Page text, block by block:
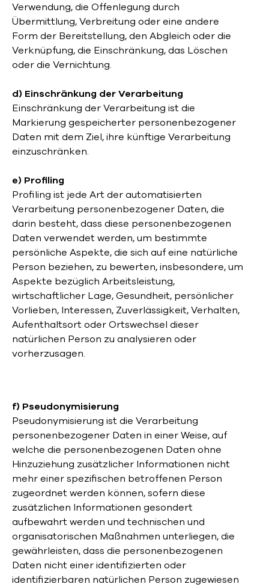
Verwendung, die Offenlegung durch
Übermittlung, Verbreitung oder eine andere
Form der Bereitstellung, den Abgleich oder die
Verknüpfung, die Einschränkung, das Löschen
oder die Vernichtung.
d) Einschränkung der Verarbeitung
Einschränkung der Verarbeitung ist die
Markierung gespeicherter personenbezogener
Daten mit dem Ziel, ihre künftige Verarbeitung
einzuschränken.
e) Profiling
Profiling ist jede Art der automatisierten
Verarbeitung personenbezogener Daten, die
darin besteht, dass diese personenbezogenen
Daten verwendet werden, um bestimmte
persönliche Aspekte, die sich auf eine natürliche
Person beziehen, zu bewerten, insbesondere, um
Aspekte bezüglich Arbeitsleistung,
wirtschaftlicher Lage, Gesundheit, persönlicher
Vorlieben, Interessen, Zuverlässigkeit, Verhalten,
Aufenthaltsort oder Ortswechsel dieser
natürlichen Person zu analysieren oder
vorherzusagen.
f) Pseudonymisierung
Pseudonymisierung ist die Verarbeitung
personenbezogener Daten in einer Weise, auf
welche die personenbezogenen Daten ohne
Hinzuziehung zusätzlicher Informationen nicht
mehr einer spezifischen betroffenen Person
zugeordnet werden können, sofern diese
zusätzlichen Informationen gesondert
aufbewahrt werden und technischen und
organisatorischen Maßnahmen unterliegen, die
gewährleisten, dass die personenbezogenen
Daten nicht einer identifizierten oder
identifizierbaren natürlichen Person zugewiesen